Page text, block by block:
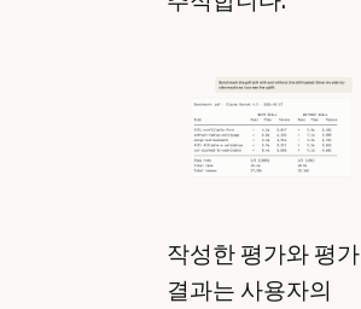
작성한 평가와 평가
결과는 사용자의